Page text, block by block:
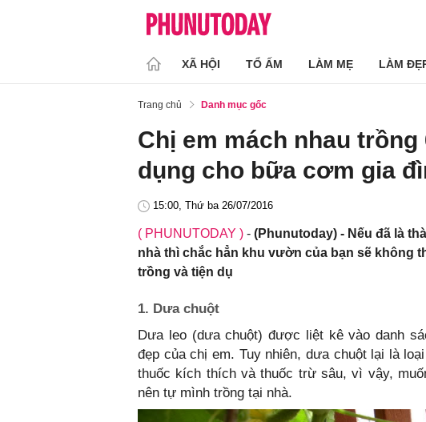
XÃ HỘI TỔ ẤM LÀM MẸ LÀM
Trang chủ Danh mục gốc
Chị em mách nhau
dụng cho bữa cơm gia
15:00, Thứ ba 26/07/2016
( PHUNUTODAY ) - (Phunutoday) - Nếu đã là
nhà thì chắc hẳn khu vườn của bạn sẽ không
trồng và tiện dụ
1. Dưa chuột
Dưa leo (dưa chuột) được liệt kê vào danh
đẹp của chị em. Tuy nhiên, dưa chuột lại là
thuốc kích thích và thuốc trừ sâu, vì vậy,
nên tự mình trồng tại nhà.